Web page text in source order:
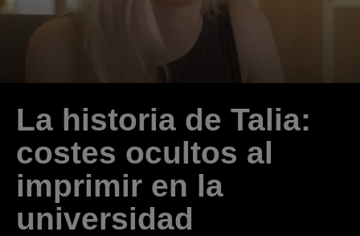
La historia de Talia:
costes ocultos al
imprimir en la
universidad